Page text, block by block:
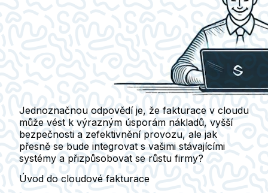
Jednoznačnou odpovědí je, že fakturace v cloudu
může vést k výrazným úsporám nákladů, vyšší
bezpečnosti a zefektivnění provozu, ale jak
přesně se bude integrovat s vašimi stávajícími
systémy a přizpůsobovat se růstu firmy?
Úvod do cloudové fakturace